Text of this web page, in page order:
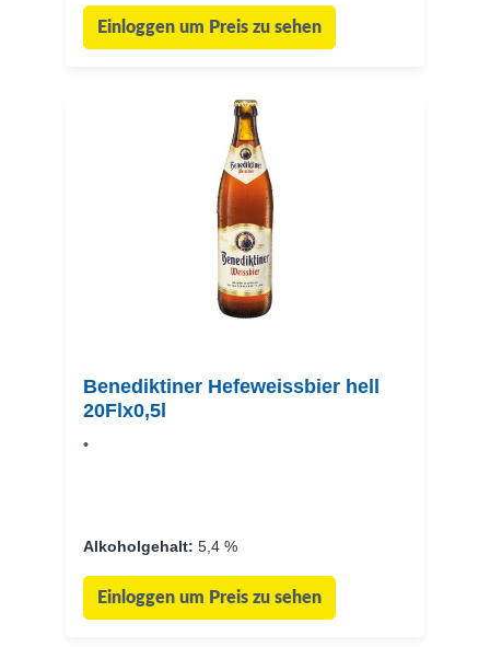
Einloggen um Preis zu sehen
Benediktiner Hefeweissbier hell
20Flx0,5l
•
Alkoholgehalt: 5,4 %
Einloggen um Preis zu sehen